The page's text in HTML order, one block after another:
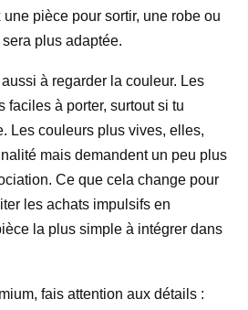
pièce pour sortir, une robe ou
plus adaptée.
à regarder la couleur. Les
faciles à porter, surtout si tu
Les couleurs plus vives, elles,
mais demandent un peu plus
Ce que cela change pour
les achats impulsifs en
la plus simple à intégrer dans
fais attention aux détails :